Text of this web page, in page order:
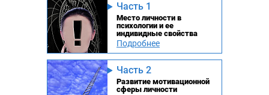
Часть 1
Место личности в
психологии и ее
индивидные свойства
Подробнее
Часть 2
Развитие мотивационной
сферы личности